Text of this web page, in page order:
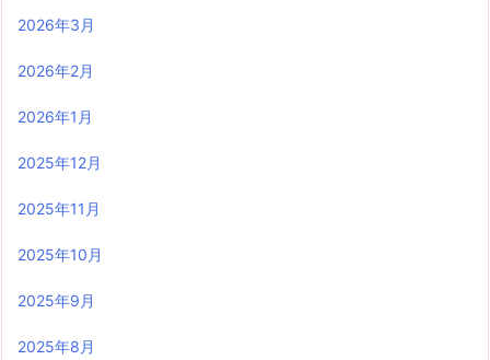
2026年3月
2026年2月
2026年1月
2025年12月
2025年11月
2025年10月
2025年9月
2025年8月